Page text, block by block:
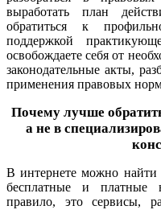
выработать план
обратиться к
поддержкой
освобождаете себя от
законодательные акты,
применения правовых
Почему лучше
а не в
В интернете можно найти
бесплатные и платные
правило, это сервисы,